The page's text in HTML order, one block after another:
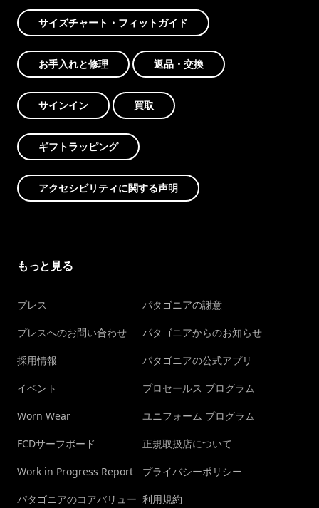
サイズチャート・フィットガイド
お手入れと修理 返品・交換
サインイン 買取
ギフトラッピング
アクセシビリティに関する声明
もっと見る
プレス
プレスへのお問い合わせ
採用情報
イベント
Worn Wear
FCDサーフボード
Work in Progress Report
パタゴニアのコアバリュー
パタゴニアの謝意
パタゴニアからのお知らせ
パタゴニアの公式アプリ
プロセールス プログラム
ユニフォーム プログラム
正規取扱店について
プライバシーポリシー
利用規約